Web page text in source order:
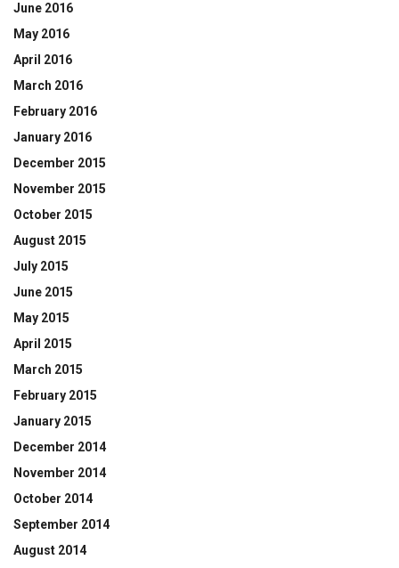
June 2016
May 2016
April 2016
March 2016
February 2016
January 2016
December 2015
November 2015
October 2015
August 2015
July 2015
June 2015
May 2015
April 2015
March 2015
February 2015
January 2015
December 2014
November 2014
October 2014
September 2014
August 2014